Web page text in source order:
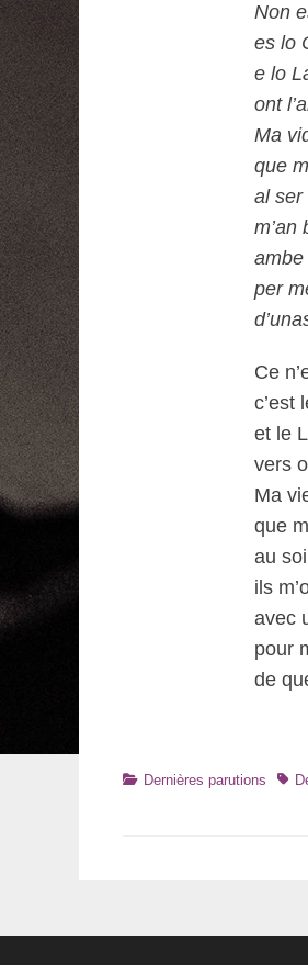
Non
es lo
e lo
ont
Ma
que
al ser
m’an
per
Ce
c’est
et le
vers
Ma
que
au
ils
avec
pour
de
Catégories
Dernières parutions Tags